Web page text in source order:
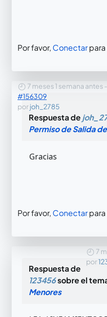
Por favor, Conectarpara
7 meses 1 semana antes -
#156309
porjoh_2785
Respuesta de
Permiso de Salida
Gracias
Por favor, Conectarpara
7
por
Respuesta de
123456sobre el
Menores